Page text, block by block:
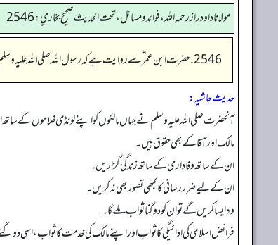
مولانا داود راز رحمه الله، فوائد و مسائل، تحت الحديث صحيح بخاري: 2546
2546. حضرت ابن عمر ؓ سے روایت ہے کہ رسول اللہ صلی اللہ علیہ وسلم نے فرمایا:
حدیث حاشیہ:
آنحضرت صلی اللہ علیہ وسلم نے جہاں مالکوں کو اپنے لونڈی غلاموں کے ساتھ
مالک اور آقا کے بھی حقوق ہیں۔
ان کے ساتھ وفاداری کے ساتھ زندگی گزاریں۔
ان کے لیے ضرر رسانی کا کبھی تصور بھی نہ کریں۔
وہ ایسا کریں گے تو ان کو دوگنا ثواب ملے گا۔
فرائض اسلامی کی ادائیگی کا ثواب اور اپنے مالک کی خدمت کا ثواب، اسی